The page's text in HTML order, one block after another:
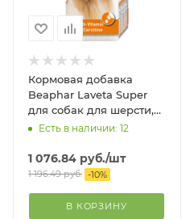
Кормовая добавка
Beaphar Laveta Super
для собак для шерсти,
50 мл
Есть в наличии: 12
1 076.84 руб./шт
1 196.49руб. -10%
В КОРЗИНУ